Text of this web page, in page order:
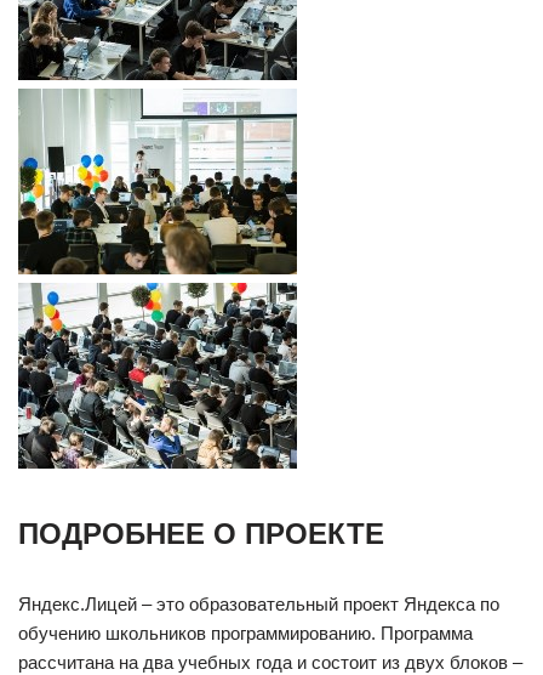
ПОДРОБНЕЕ О ПРОЕКТЕ
Яндекс.Лицей – это образовательный проект Яндекса по
обучению школьников программированию. Программа
рассчитана на два учебных года и состоит из двух блоков –